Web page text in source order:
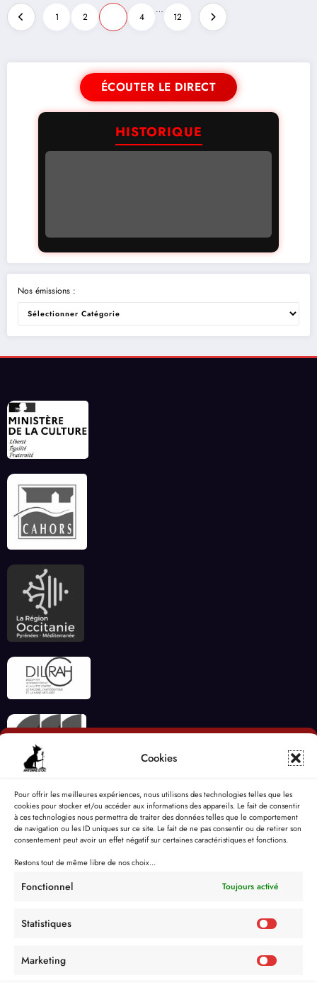
Cookies
Pour offrir les meilleures expériences, nous utilisons des technologies telles que les
cookies pour stocker et/ou accéder aux informations des appareils. Le fait de consentir
à ces technologies nous permettra de traiter des données telles que le comportement
de navigation ou les ID uniques sur ce site. Le fait de ne pas consentir ou de retirer son
consentement peut avoir un effet négatif sur certaines caractéristiques et fonctions.
Restons tout de même libre de nos choix...
Fonctionnel Toujours activé
Statistiques
Marketing
1 2 4
…
12
ÉCOUTER LE DIRECT
HISTORIQUE
Nos émissions :